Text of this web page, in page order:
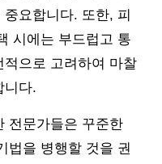
요합니다. 또한, 피
시에는 부드럽고 통
으로 고려하여 마찰
니다.
전문가들은 꾸준한
법을 병행할 것을 권